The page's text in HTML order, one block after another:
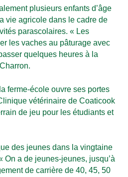
plusieurs enfants d’âge
vie agricole dans le cadre de
parascolaires. « Les
les vaches au pâturage avec
quelques heures à la
ferme-école ouvre ses portes
vétérinaire de Coaticook
de jeu pour les étudiants et
des jeunes dans la vingtaine
On a de jeunes-jeunes, jusqu’à
de carrière de 40, 45, 50